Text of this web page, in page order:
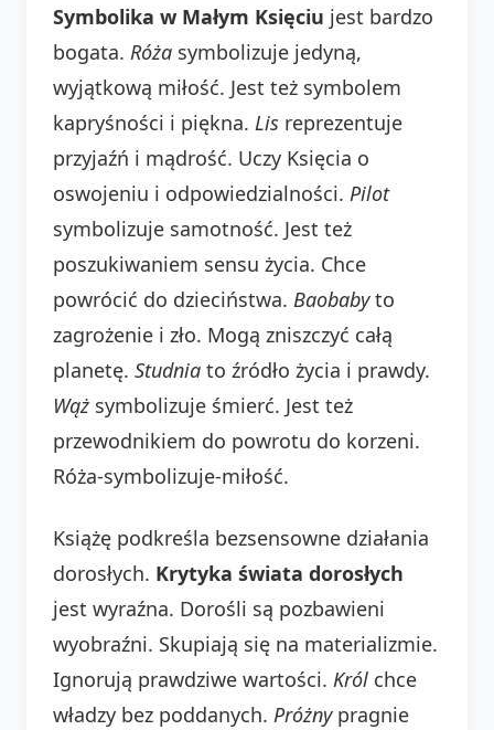
Symbolika w Małym Księciu jest bardzo
bogata. Róża symbolizuje jedyną,
wyjątkową miłość. Jest też symbolem
kapryśności i piękna. Lis reprezentuje
przyjaźń i mądrość. Uczy Księcia o
oswojeniu i odpowiedzialności. Pilot
symbolizuje samotność. Jest też
poszukiwaniem sensu życia. Chce
powrócić do dzieciństwa. Baobabyto
zagrożenie i zło. Mogą zniszczyć całą
planetę. Studnia to źródło życia i prawdy.
Wąż symbolizuje śmierć. Jest też
przewodnikiem do powrotu do korzeni.
Róża-symbolizuje-miłość.
Książę podkreśla bezsensowne działania
dorosłych. Krytyka świata dorosłych
jest wyraźna. Dorośli są pozbawieni
wyobraźni. Skupiają się na materializmie.
Ignorują prawdziwe wartości. Król chce
władzy bez poddanych. Próżnypragnie